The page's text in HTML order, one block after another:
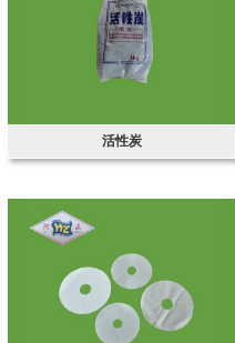
活性炭